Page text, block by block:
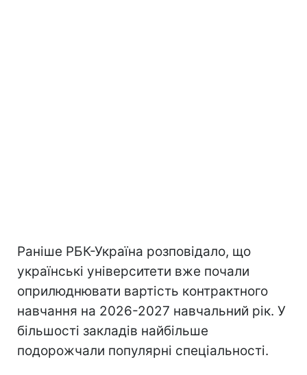
Раніше РБК-Україна розповідало, що
українські університети вже почали
оприлюднювати вартість контрактного
навчання на 2026-2027 навчальний рік. У
більшості закладів найбільше
подорожчали популярні спеціальності.